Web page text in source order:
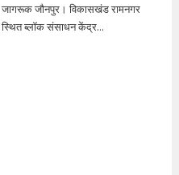
जागरूक जौनपुर। विकासखंड रामनगर
स्थित ब्लॉक संसाधन केंद्र...